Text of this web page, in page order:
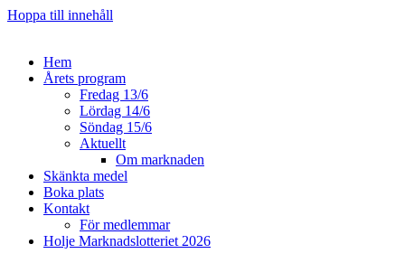
Hoppa till innehåll
Hem
Årets program
Fredag 13/6
Lördag 14/6
Söndag 15/6
Aktuellt
Om marknaden
Skänkta medel
Boka plats
Kontakt
För medlemmar
Holje Marknadslotteriet 2026